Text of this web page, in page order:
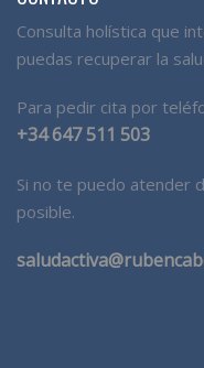
Consulta holística que
puedas recuperar la
Para pedir cita por
+34 647 511 503
Si no te puedo atender
posible.